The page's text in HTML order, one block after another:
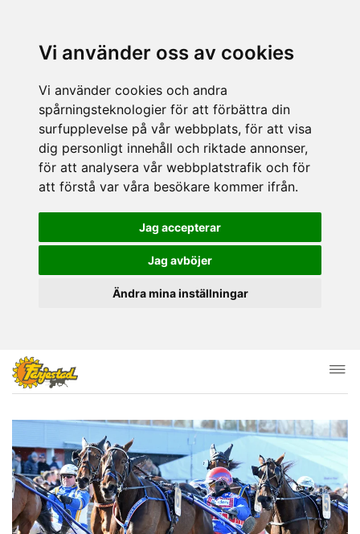
Vi använder oss av cookies
Vi använder cookies och andra
spårningsteknologier för att förbättra din
surfupplevelse på vår webbplats, för att visa
dig personligt innehåll och riktade annonser,
för att analysera vår webbplatstrafik och för
att förstå var våra besökare kommer ifrån.
Jag accepterar
Jag avböjer
Ändra mina inställningar